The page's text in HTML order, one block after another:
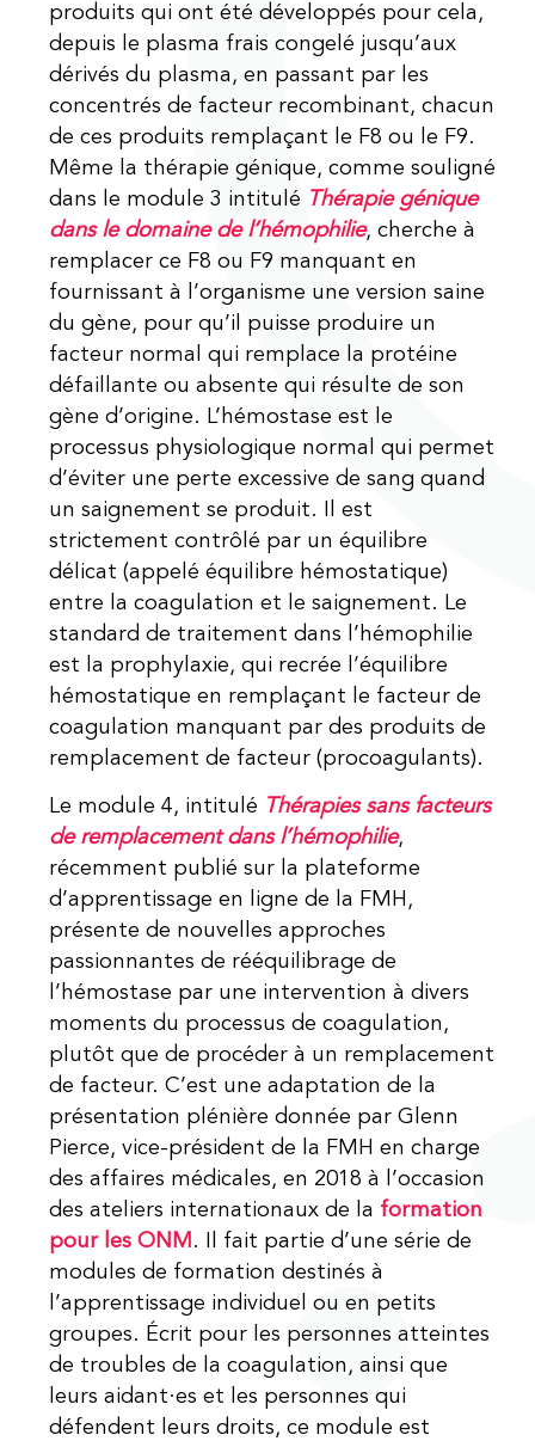
produits qui ont été développés pour cela,
depuis le plasma frais congelé jusqu’aux
dérivés du plasma, en passant par les
concentrés de facteur recombinant, chacun
de ces produits remplaçant le F8 ou le F9.
Même la thérapie génique, comme souligné
dans le module 3 intitulé Thérapie génique
dans le domaine de l’hémophilie, cherche à
remplacer ce F8 ou F9 manquant en
fournissant à l’organisme une version saine
du gène, pour qu’il puisse produire un
facteur normal qui remplace la protéine
défaillante ou absente qui résulte de son
gène d’origine. L’hémostase est le
processus physiologique normal qui permet
d’éviter une perte excessive de sang quand
un saignement se produit. Il est
strictement contrôlé par un équilibre
délicat (appelé équilibre hémostatique)
entre la coagulation et le saignement. Le
standard de traitement dans l’hémophilie
est la prophylaxie, qui recrée l’équilibre
hémostatique en remplaçant le facteur de
coagulation manquant par des produits de
remplacement de facteur (procoagulants).
Le module 4, intitulé Thérapies sans facteurs
de remplacement dansl’hémophilie,
récemment publié sur la plateforme
d’apprentissage en ligne de la FMH,
présente de nouvelles approches
passionnantes de rééquilibrage de
l’hémostase par une intervention à divers
moments du processus de coagulation,
plutôt que de procéder à un remplacement
de facteur. C’est une adaptation de la
présentation plénière donnée par Glenn
Pierce, vice-président de la FMH en charge
des affaires médicales, en 2018 à l’occasion
des ateliers internationaux de la formation
pour les ONM . Il fait partie d’une série de
modules de formation destinés à
l’apprentissage individuel ou en petits
groupes. Écrit pour les personnes atteintes
de troubles de la coagulation, ainsi que
leurs aidant·es et les personnes qui
défendent leurs droits, ce module est